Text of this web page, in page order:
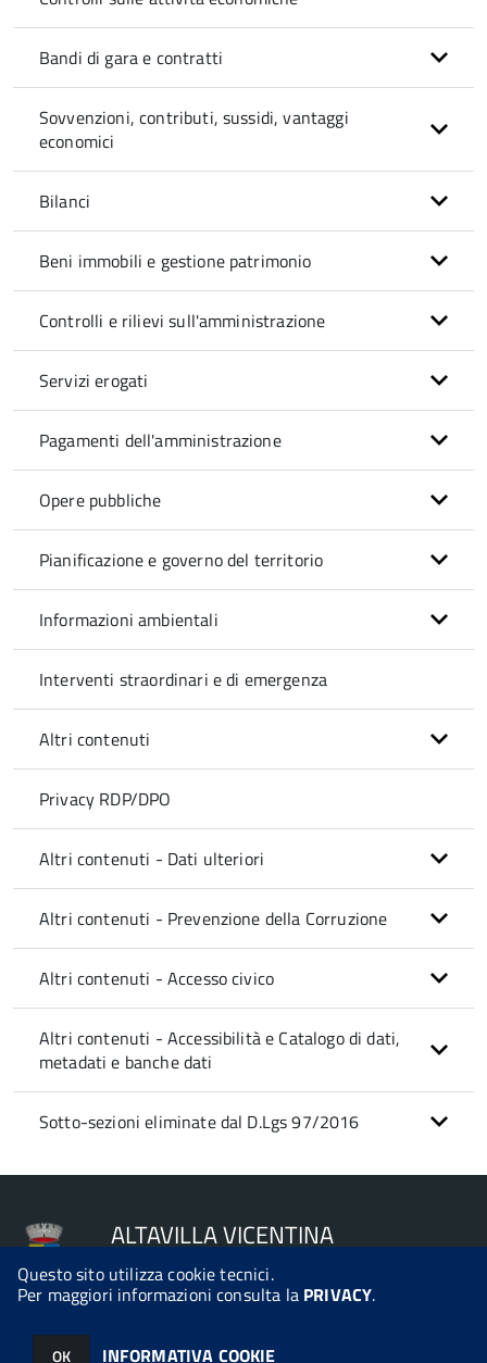
Questo sito utilizza cookie tecnici.
Per maggiori informazioni consulta la PRIVACY.
OK INFORMATIVA COOKIE
Bandi di gara e contratti
Sovvenzioni, contributi, sussidi, vantaggi
economici
Bilanci
Beni immobili e gestione patrimonio
Controlli e rilievi sull'amministrazione
Servizi erogati
Pagamenti dell'amministrazione
Opere pubbliche
Pianificazione e governo del territorio
Informazioni ambientali
Interventi straordinari e di emergenza
Altri contenuti
Privacy RDP/DPO
Altri contenuti - Dati ulteriori
Altri contenuti - Prevenzione della Corruzione
Altri contenuti - Accesso civico
Altri contenuti - Accessibilità e Catalogo di dati,
metadati e banche dati
Sotto-sezioni eliminate dal D.Lgs 97/2016
ALTAVILLA VICENTINA